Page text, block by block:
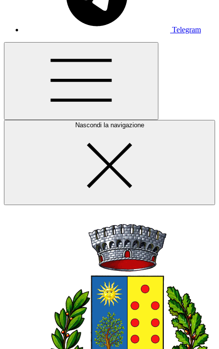
Telegram
Nascondi la navigazione